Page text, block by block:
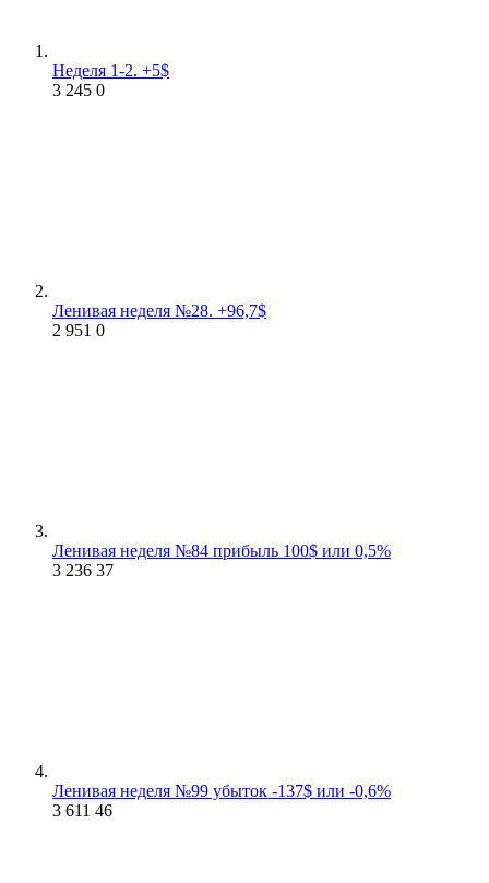
Неделя 1-2. +5$
3 245 0
Ленивая неделя №28. +96,7$
2 951 0
Ленивая неделя №84 прибыль 100$ или 0,5%
3 236 37
Ленивая неделя №99 убыток -137$ или -0,6%
3 611 46